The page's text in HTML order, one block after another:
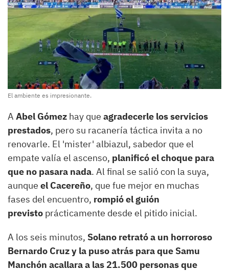
El ambiente es impresionante.
A Abel Gómez hay que agradecerle los servicios
prestados, pero su racanería táctica invita a no
renovarle. El 'mister' albiazul, sabedor que el
empate valía el ascenso, planificó el choque para
que no pasara nada. Al final se salió con la suya,
aunque el Cacereño, que fue mejor en muchas
fases del encuentro, rompió el guión
previsto prácticamente desde el pitido inicial.
A los seis minutos, Solano retrató a un horroroso
Bernardo Cruz y la puso atrás para que Samu
Manchón acallara a las 21.500 personas que